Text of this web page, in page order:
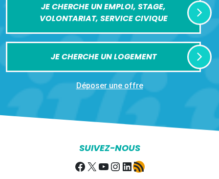
JE CHERCHE UN EMPLOI, STAGE,
VOLONTARIAT, SERVICE CIVIQUE
JE CHERCHE UN LOGEMENT
Déposer une offre
SUIVEZ-NOUS
Facebook
X YouTube
Instagram
LinkedIn
Flux RSS